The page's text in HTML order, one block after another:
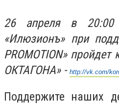
26 апреля в
«Илюзионъ» при
PROMOTION»
ОКТАГОНА» - http://vk.com/
Поддержите наших